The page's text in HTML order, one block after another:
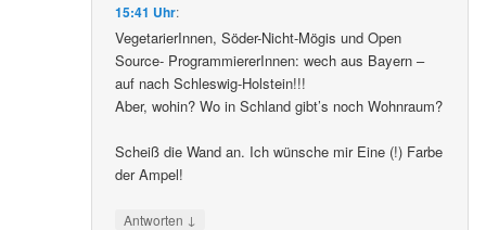
15:41 Uhr:
VegetarierInnen, Söder-Nicht-Mögis und Open
Source- ProgrammiererInnen: wech aus Bayern –
auf nach Schleswig-Holstein!!!
Aber, wohin? Wo in Schland gibt’s noch Wohnraum?
Scheiß die Wand an. Ich wünsche mir Eine (!) Farbe
der Ampel!
Antworten ↓